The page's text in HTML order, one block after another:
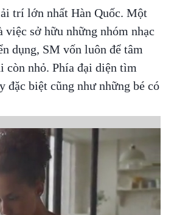
trí lớn nhất Hàn Quốc. Một
sở hữu những nhóm nhạc
dụng, SM vốn luôn để tâm
còn nhỏ. Phía đại diện tìm
đặc biệt cũng như những bé có